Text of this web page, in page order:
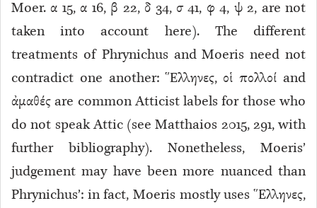
Moer. α 15, α 16, β 22, δ 34, σ 41, φ 4, ψ 2, are not
taken into account here). The different
treatments of Phrynichus and Moeris need not
contradict one another: Ἕλληνες, οἱ πολλοί and
ἀμαθές are common Atticist labels for those who
do not speak Attic (see Matthaios 2015, 291, with
further bibliography). Nonetheless, Moeris’
judgement may have been more nuanced than
Phrynichus’: in fact, Moeris mostly uses Ἕλληνες,